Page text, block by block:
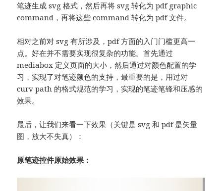
笔迹生成 svg 格式，然后再将 svg 转化为 pdf graphic
command，再将这些 command 转化为 pdf 文件。
相对之前对 svg 有所涉及，pdf 方面的入门门槛更高一
点。好在并不需要实现很复杂的功能。首先通过
mediabox 定义页面的大小，然后通过对颜色配置的学
习，实现了对笔迹颜色的支持，最重要的是，用过对
curv path 的格式规范的学习，实现的笔迹笔锋和压感的
效果。
最后，让我们来看一下效果（关键是 svg 和 pdf 是矢量
图，放大不失真）：
原笔迹控件原始效果：